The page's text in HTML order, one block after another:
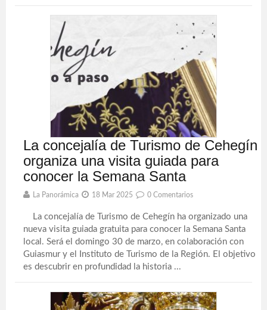
La concejalía de Turismo de Cehegín
organiza una visita guiada para
conocer la Semana Santa
La Panorámica 18 Mar 2025 0 Comentarios
La concejalía de Turismo de Cehegín ha organizado una
nueva visita guiada gratuita para conocer la Semana Santa
local. Será el domingo 30 de marzo, en colaboración con
Guiasmur y el Instituto de Turismo de la Región. El objetivo
es descubrir en profundidad la historia ...